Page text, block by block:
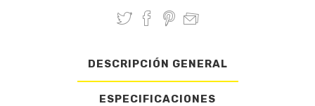
DESCRIPCIÓN GENERAL
ESPECIFICACIONES